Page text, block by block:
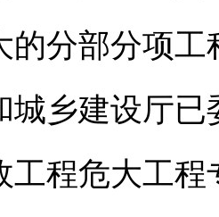
的分部分项
城乡建设厅
工程危大工